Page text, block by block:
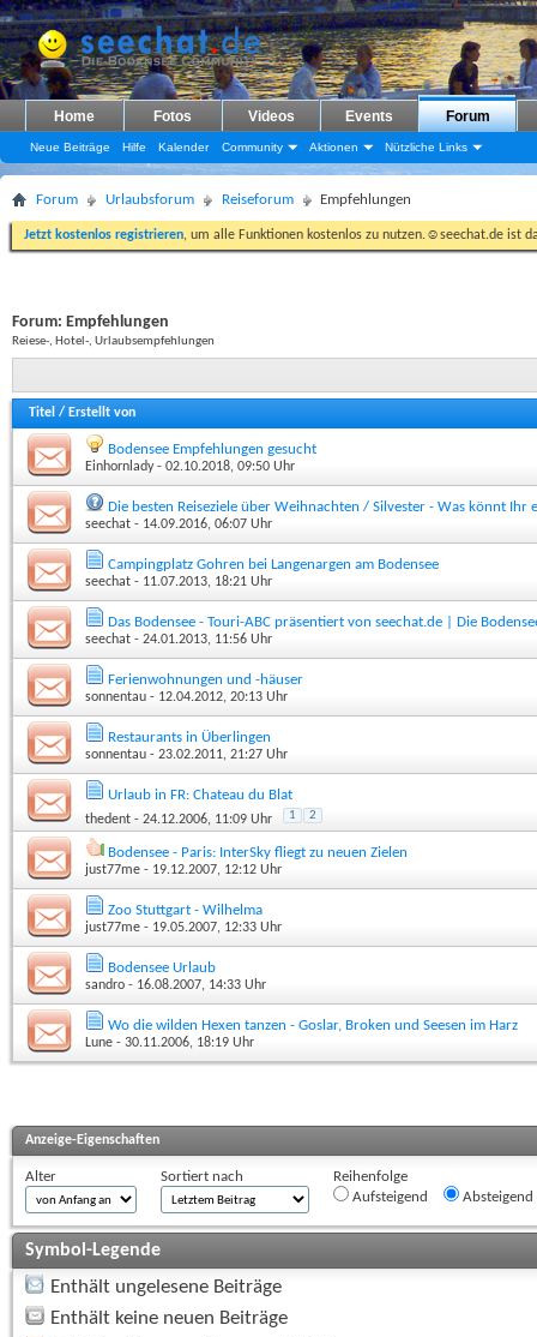
Home Fotos Videos Events Forum
Neue Beiträge Hilfe Kalender Community Aktionen Nützliche Links
Forum Urlaubsforum Reiseforum Empfehlungen
Jetzt kostenlos registrieren, um alle Funktionen kostenlos zu nutzen.☺seechat.de ist
Forum: Empfehlungen
Reiese-, Hotel-, Urlaubsempfehlungen
Titel / Erstellt von
Bodensee Empfehlungen gesucht
Einhornlady- 02.10.2018, 09:50 Uhr
Die besten Reiseziele über Weihnachten / Silvester - Was könnt Ihr
seechat - 14.09.2016, 06:07 Uhr
Campingplatz Gohren bei Langenargen am Bodensee
seechat - 11.07.2013, 18:21 Uhr
Das Bodensee - Touri-ABC präsentiert von seechat.de | Die
seechat - 24.01.2013, 11:56 Uhr
Ferienwohnungen und -häuser
sonnentau - 12.04.2012, 20:13 Uhr
Restaurants in Überlingen
sonnentau - 23.02.2011, 21:27 Uhr
Urlaub in FR: Chateau du Blat
thedent - 24.12.2006, 11:09 Uhr 1 2
Bodensee - Paris: InterSky fliegt zu neuen Zielen
just77me - 19.12.2007, 12:12 Uhr
Zoo Stuttgart - Wilhelma
just77me - 19.05.2007, 12:33 Uhr
Bodensee Urlaub
sandro - 16.08.2007, 14:33 Uhr
Wo die wilden Hexen tanzen - Goslar, Broken und Seesen im Harz
Lune - 30.11.2006, 18:19 Uhr
Anzeige-Eigenschaften
Alter Sortiert nach
Reihenfolge
Aufsteigend
Absteigend
Symbol-Legende
Enthält ungelesene Beiträge
Enthält keine neuen Beiträge